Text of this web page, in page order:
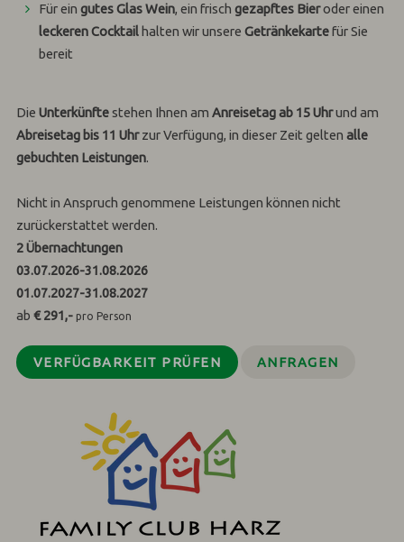
Für eingutes Glas Wein, ein frischgezapftes Bieroder einen
leckeren Cocktail halten wir unsereGetränkekartefür Sie
bereit
DieUnterkünftestehen Ihnen amAnreisetag ab 15 Uhrund am
Abreisetag bis 11 Uhrzur Verfügung, in dieser Zeit geltenalle
gebuchten Leistungen.
Nicht in Anspruch genommene Leistungen können nicht
zurückerstattet werden.
2Übernachtungen
03.07.2026-31.08.2026
01.07.2027-31.08.2027
ab€ 291,- pro Person
VERFÜGBARKEIT PRÜFEN ANFRAGEN